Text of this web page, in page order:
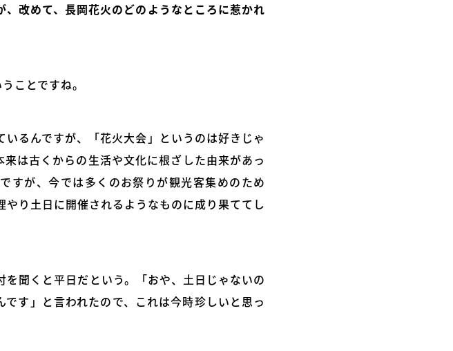
改めて、長岡花火のどのようなところに惹かれ
ことですね。
るんですが、「花火大会」というのは好きじゃ
は古くからの生活や文化に根ざした由来があっ
すが、今では多くのお祭りが観光客集めのため
り土日に開催されるようなものに成り果ててし
聞くと平日だという。「おや、土日じゃないの
す」と言われたので、これは今時珍しいと思っ